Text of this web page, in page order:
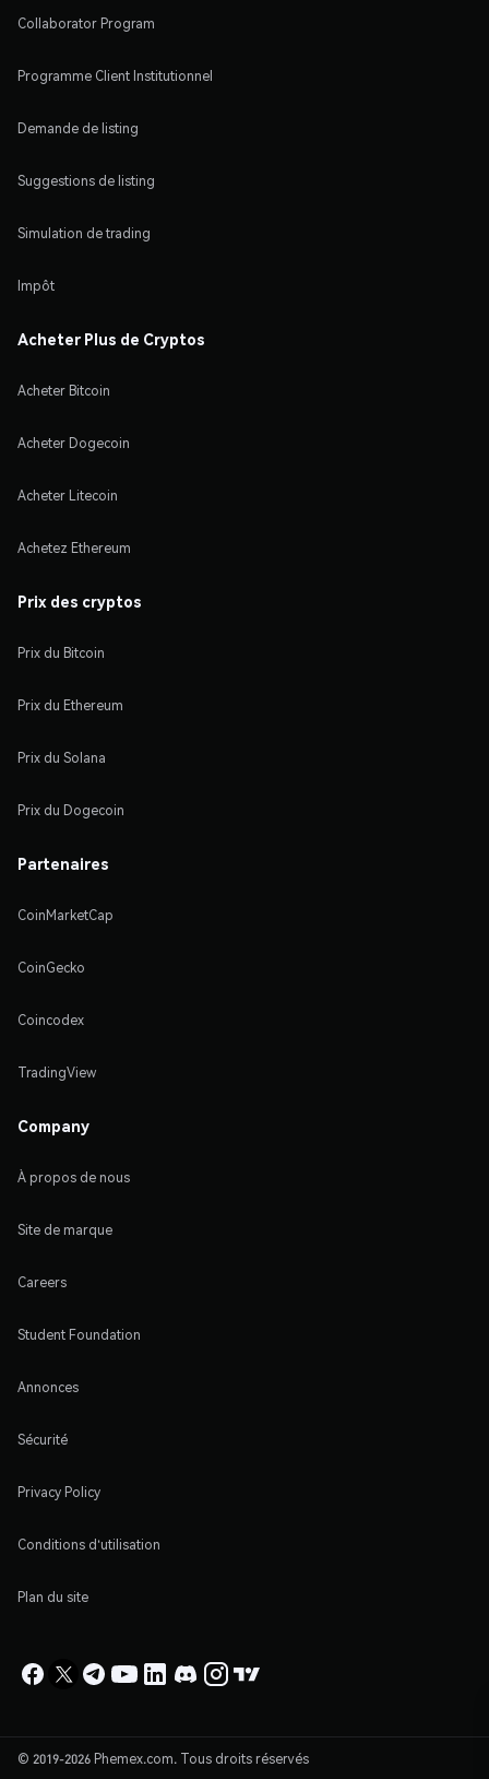
Collaborator Program
Programme Client Institutionnel
Demande de listing
Suggestions de listing
Simulation de trading
Impôt
Acheter Plus de Cryptos
Acheter Bitcoin
Acheter Dogecoin
Acheter Litecoin
Achetez Ethereum
Prix des cryptos
Prix du Bitcoin
Prix du Ethereum
Prix du Solana
Prix du Dogecoin
Partenaires
CoinMarketCap
CoinGecko
Coincodex
TradingView
Company
À propos de nous
Site de marque
Careers
Student Foundation
Annonces
Sécurité
Privacy Policy
Conditions d'utilisation
Plan du site
© 2019-2026 Phemex.com. Tous droits réservés